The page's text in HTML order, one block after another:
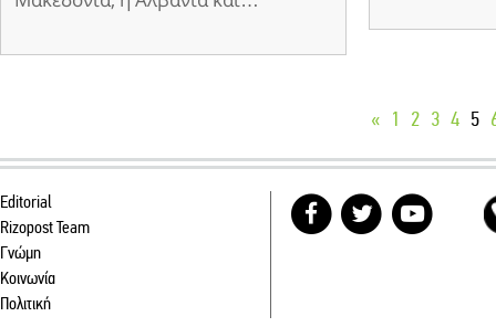
« 1 2 3 4 5
Editorial
Rizopost Team
Γνώμη
Κοινωνία
Πολιτική